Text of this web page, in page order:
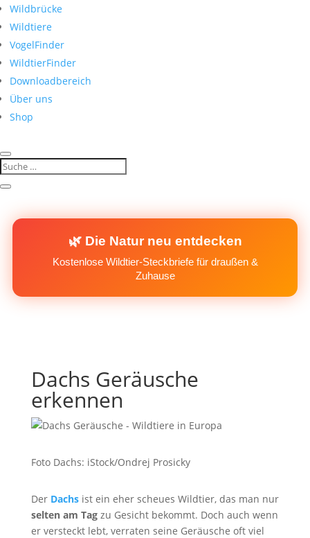
Wildbrücke
Wildtiere
VogelFinder
WildtierFinder
Downloadbereich
Über uns
Shop
🌿 Die Natur neu entdecken
Kostenlose Wildtier-Steckbriefe für draußen &
Zuhause
Dachs Geräusche
erkennen
Foto Dachs: iStock/Ondrej Prosicky
Der Dachs ist ein eher scheues Wildtier, das man nur
selten am Tagzu Gesicht bekommt. Doch auch wenn
er versteckt lebt, verraten seine Geräusche oft viel